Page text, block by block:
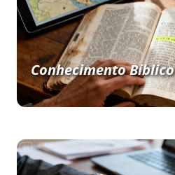
Conhecimento Bíblico